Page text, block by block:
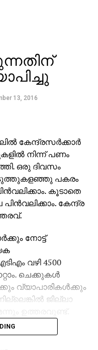
13, 2016
കേന്ദ്രസര്‍ക്കാര്‍
നിന്ന് പണം
ഒരു ദിവസം
പകരം
കൂടാതെ
കേന്ദ്ര
നോട്ട്
വഴി 4500
ചെക്കുകള്‍
വ്യാപാരികള്‍ക്കും
ജില്ലാ